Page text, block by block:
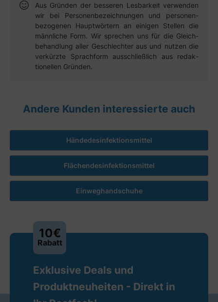
Aus Gründen der besseren Lesbar­keit verwen­den
wir bei Personen­bezeich­nungen und personen­
bezogenen Haupt­wörtern an einigen Stellen die
männ­liche Form. Wir sprechen uns für die Gleich­
behandlung aller Geschlechter aus und nutzen die
verkürzte Sprach­form aus­schließ­lich aus redak­
tionellen Gründen.
Andere Kunden interessierte auch
Händedesinfektionsmittel
Flächendesinfektionsmittel
Einweghandschuhe
10€
Rabatt
Exklusive Deals und
Produktneuheiten - Direkt in